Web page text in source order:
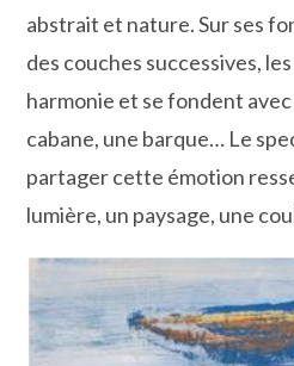
abstrait et nature. Sur ses
des couches successives,
harmonie et se fondent
cabane, une barque… Le
partager cette émotion
lumière, un paysage, une